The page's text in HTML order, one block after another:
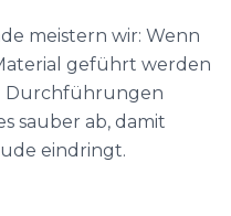
meistern wir: Wenn
geführt werden
Durchführungen
sauber ab, damit
eindringt.